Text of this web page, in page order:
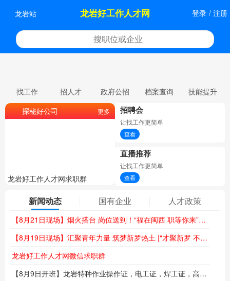
龙岩站 龙岩好工作人才网 登录 / 注册
政府公招
招聘会
让找工作更简单
查看
直播推荐
让找工作更简单
新闻动态 国有企业
【8月21日现场】烟火搭台 岗位送到！“福在闽西 职等你来”夜市专场招聘会火热来袭